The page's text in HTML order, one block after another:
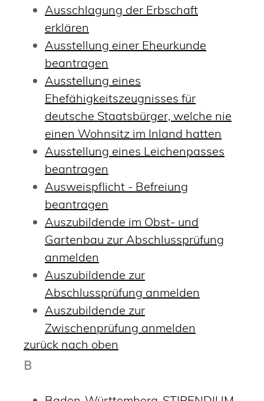
Ausschlagung der Erbschaft
erklären
Ausstellung einer Eheurkunde
beantragen
Ausstellung eines
Ehefähigkeitszeugnisses für
deutsche Staatsbürger, welche nie
einen Wohnsitz im Inland hatten
Ausstellung eines Leichenpasses
beantragen
Ausweispflicht - Befreiung
beantragen
Auszubildende im Obst- und
Gartenbau zur Abschlussprüfung
anmelden
Auszubildende zur
Abschlussprüfung anmelden
Auszubildende zur
Zwischenprüfung anmelden
zurück nach oben
B